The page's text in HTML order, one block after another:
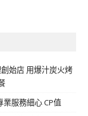
始店 用爆汁炭火烤
服務細心 CP值